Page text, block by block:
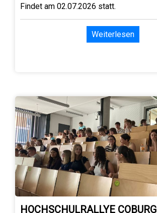
Findet am 02.07.2026 statt.
Weiterlesen
HOCHSCHULRALLYE COBURG